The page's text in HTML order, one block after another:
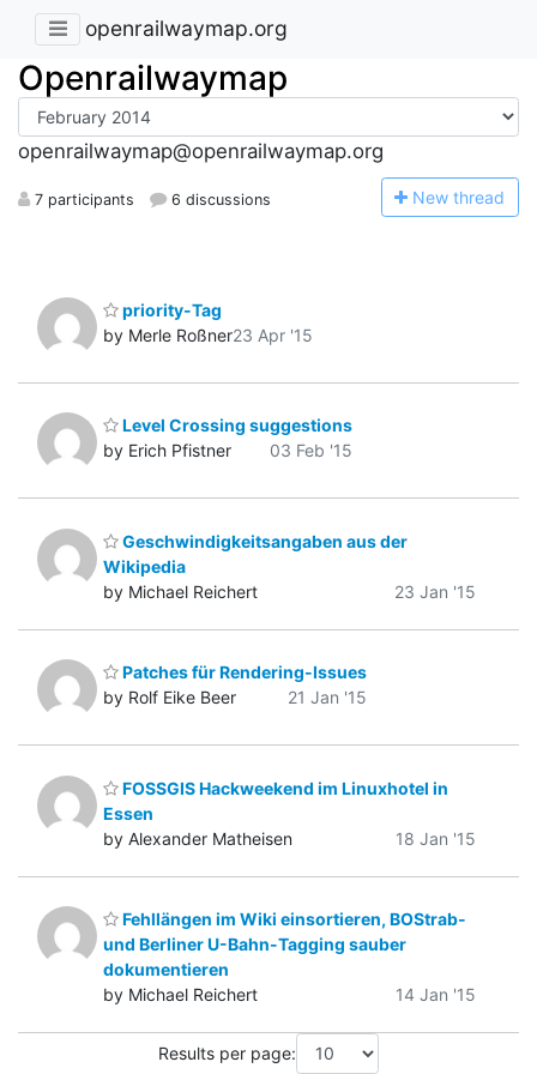
openrailwaymap.org
Openrailwaymap
openrailwaymap@openrailwaymap.org
7 participants 6 discussions New thread
priority-Tag
by Merle Roßner23 Apr '15
Level Crossing suggestions
by Erich Pfistner
03 Feb '15
Geschwindigkeitsangaben aus der
Wikipedia
by Michael Reichert
23 Jan '15
Patches für Rendering-Issues
by Rolf Eike Beer
21 Jan '15
FOSSGIS Hackweekend im Linuxhotel in
Essen
by Alexander Matheisen
18 Jan '15
Fehllängen im Wiki einsortieren, BOStrab-
und Berliner U-Bahn-Tagging sauber
dokumentieren
by Michael Reichert
14 Jan '15
Results per page: